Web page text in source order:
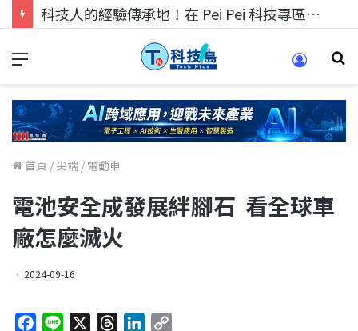
科技人的經驗傳承地！在 Pei Pei 科技專區，與學弟妹交流最硬核的技術
首頁 /尖端 / 電動車
電池安全成發展絆腳石 看全球車
廠怎麼滅火
2024-09-16